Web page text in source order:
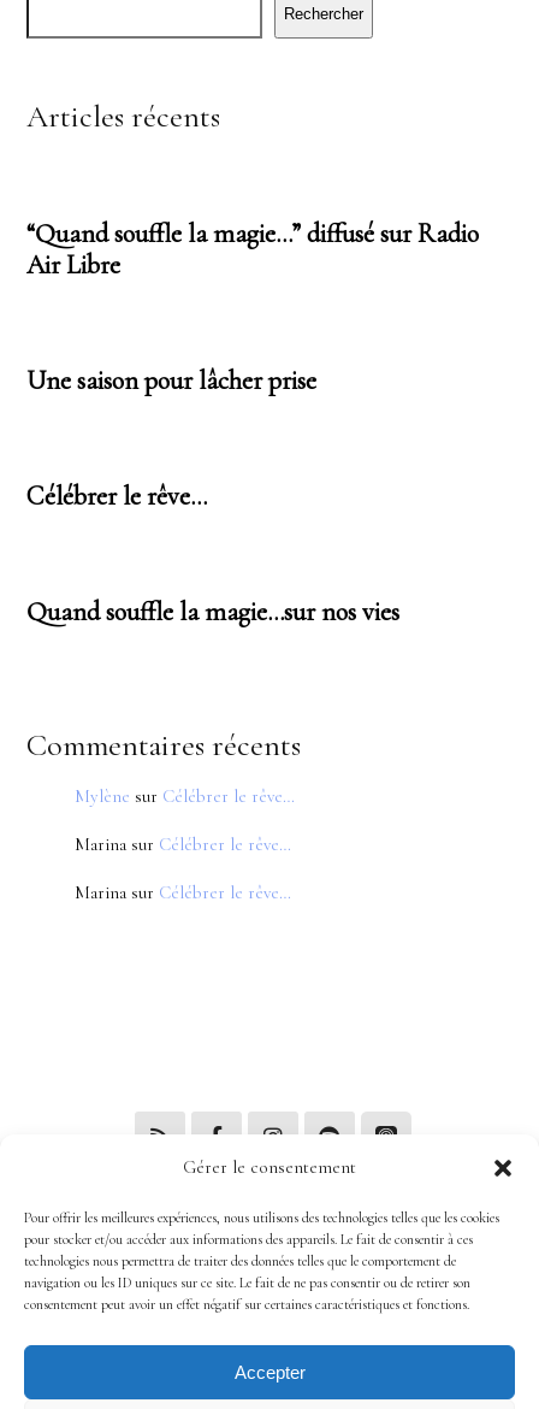
Gérer le consentement
Pour offrir les meilleures expériences, nous utilisons des technologies telles que les cookies
pour stocker et/ou accéder aux informations des appareils. Le fait de consentir à ces
technologies nous permettra de traiter des données telles que le comportement de
navigation ou les ID uniques sur ce site. Le fait de ne pas consentir ou de retirer son
consentement peut avoir un effet négatif sur certaines caractéristiques et fonctions.
Accepter
Rechercher
Articles récents
“Quand souffle la magie…” diffusé sur Radio
Air Libre
Une saison pour lâcher prise
Célébrer le rêve…
Quand souffle la magie…sur nos vies
Commentaires récents
Mylène sur Célébrer le rêve…
Marina sur Célébrer le rêve…
Marina sur Célébrer le rêve…